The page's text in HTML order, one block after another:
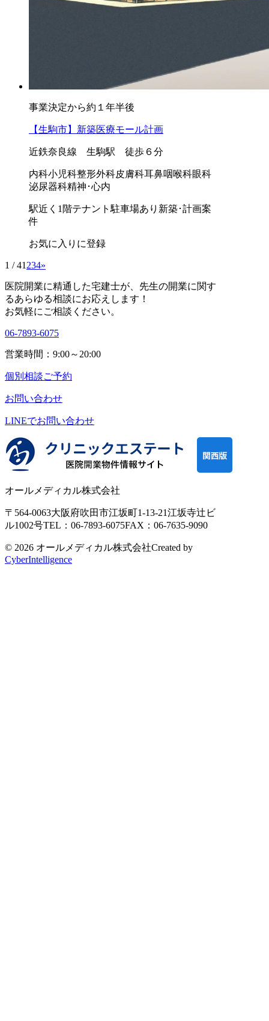
事業決定から約１年半後
【生駒市】新築医療モール計画
近鉄奈良線 生駒駅 徒歩６分
内科小児科整形外科皮膚科耳鼻咽喉科眼科
泌尿器科精神･心内
駅近く 1階テナント 駐車場あり 新築･計画案
件
お気に入りに登録
1 / 41 234»
医院開業に精通した宅建士が、 先生の開業に関す
るあらゆる相談にお応えします！
お気軽にご相談ください。
06-7893-6075
営業時間：9:00～20:00
個別相談ご予約
お問い合わせ
LINEでお問い合わせ
オールメディカル株式会社
〒564-0063大阪府吹田市江坂町1-13-21江坂寺辻ビ
ル1002号TEL：06-7893-6075FAX：06-7635-9090
© 2026 オールメディカル株式会社Created by
CyberIntelligence